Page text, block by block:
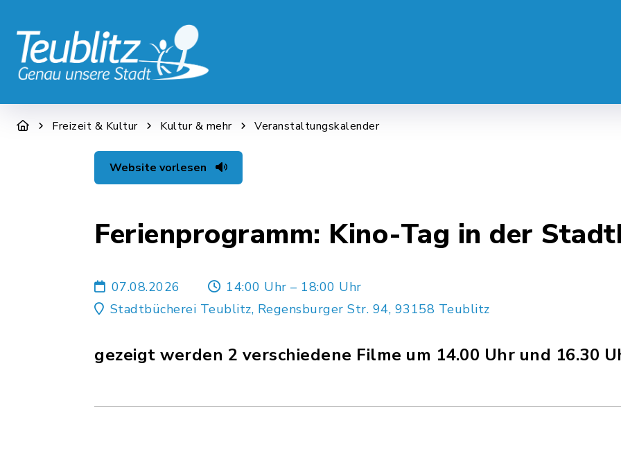
STADT & WIRTSCHAFT RATHAUS & SERVICE LEBEN & ALLTAG
Freizeit & Kultur Kultur & mehr Veranstaltungskalender
Website vorlesen
Ferienprogramm: Kino-Tag in der
07.08.2026
14:00 Uhr – 18:00 Uhr
Stadtbücherei Teublitz, Regensburger Str. 94, 93158 Teublitz
gezeigt werden 2 verschiedene Filme um 14.00 Uhr und 16.30